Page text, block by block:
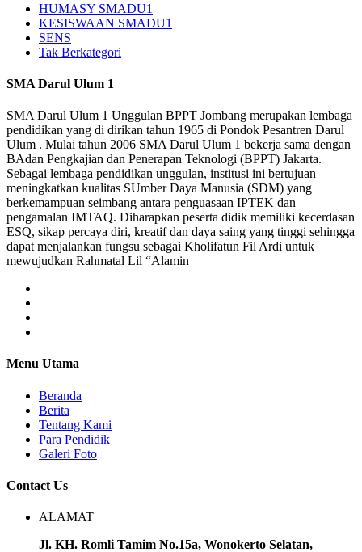
HUMASY SMADU1
KESISWAAN SMADU1
SENS
Tak Berkategori
SMA Darul Ulum 1
SMA Darul Ulum 1 Unggulan BPPT Jombang merupakan lembaga
pendidikan yang di dirikan tahun 1965 di Pondok Pesantren Darul
Ulum . Mulai tahun 2006 SMA Darul Ulum 1 bekerja sama dengan
BAdan Pengkajian dan Penerapan Teknologi (BPPT) Jakarta.
Sebagai lembaga pendidikan unggulan, institusi ini bertujuan
meningkatkan kualitas SUmber Daya Manusia (SDM) yang
berkemampuan seimbang antara penguasaan IPTEK dan
pengamalan IMTAQ. Diharapkan peserta didik memiliki kecerdasan
ESQ, sikap percaya diri, kreatif dan daya saing yang tinggi sehingga
dapat menjalankan fungsu sebagai Kholifatun Fil Ardi untuk
mewujudkan Rahmatal Lil “Alamin
Menu Utama
Beranda
Berita
Tentang Kami
Para Pendidik
Galeri Foto
Contact Us
ALAMAT
Jl. KH. Romli Tamim No.15a, Wonokerto Selatan,